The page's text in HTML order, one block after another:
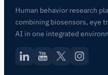
Human behavior research
combining biosensors, eye
AI in one integrated